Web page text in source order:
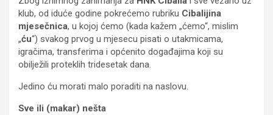
klub, od iduće godine pokrećemo rubriku Cibalijina
mjesečnica, u kojoj ćemo (kada kažem „ćemo“, mislim
„ću“) svakog prvog u mjesecu pisati o utakmicama,
igračima, transferima i općenito događajima koji su
obilježili proteklih tridesetak dana.
Jedino ću morati malo poraditi na naslovu.
Sve ili (makar) nešta